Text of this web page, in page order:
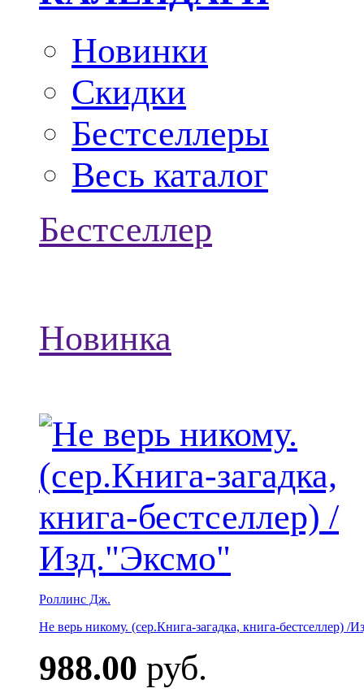
Новинки
Скидки
Бестселлеры
Весь каталог
Бестселлер
Новинка
Роллинс Дж.
Не верь никому. (сер.Книга-загадка, книга-бестселлер) /
988.00 руб.